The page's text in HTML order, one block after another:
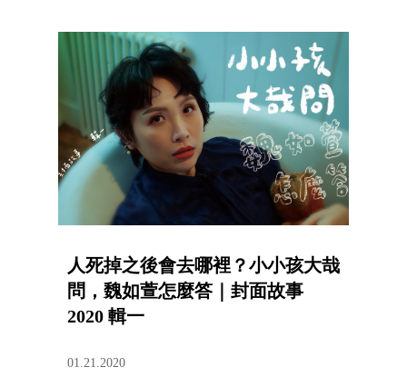
人死掉之後會去哪裡？小小孩大哉
問，魏如萱怎麼答｜封面故事
2020 輯一
01.21.2020